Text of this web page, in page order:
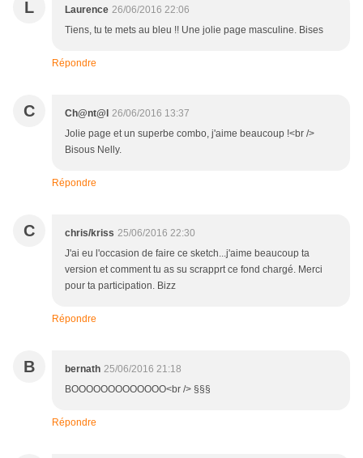
L Laurence 26/06/2016 22:06
Tiens, tu te mets au bleu !! Une jolie page masculine. Bises
Répondre
C Ch@nt@l 26/06/2016 13:37
Jolie page et un superbe combo, j'aime beaucoup !<br />
Bisous Nelly.
Répondre
C chris/kriss 25/06/2016 22:30
J'ai eu l'occasion de faire ce sketch...j'aime beaucoup ta
version et comment tu as su scrapprt ce fond chargé. Merci
pour ta participation. Bizz
Répondre
B bernath 25/06/2016 21:18
BOOOOOOOOOOOOO<br /> §§§
Répondre